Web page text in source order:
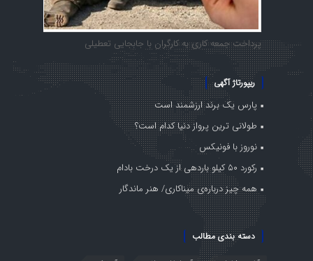
پرداخت جمعه کاری به کارگران با جابجایی تعطیلی
ریپورتاژ آگهی
پارس یک برند ارزشمند است
طولانی ترین پرواز دنیا کدام است؟
نوروز با فونیکس
رکورد ۵۰ کیلو باردهی از یک درخت بادام
همه چیز درباره‌ی میناکاری/ هنر ماندگار
دسته بندی مطالب